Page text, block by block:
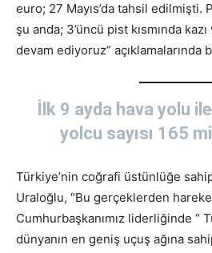
euro; 27 Mayıs’da tahsil edilmişti.
şu anda; 3’üncü pist kısmında
devam ediyoruz” açıklamalarında
İlk 9 ayda hava yolu
yolcu sayısı 165
Türkiye’nin coğrafi üstünlüğe
Uraloğlu, “Bu gerçeklerden
Cumhurbaşkanımız liderliğinde “
dünyanın en geniş uçuş ağına